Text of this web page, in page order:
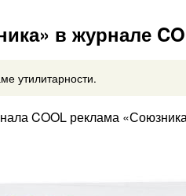
в журнале
утилитарности.
COOL реклама